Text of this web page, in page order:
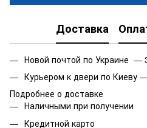
Доставка
Новой почтой по Украине —
Курьером к двери по Киеву
Подробнее о доставке
Наличными при получении
Кредитной карто